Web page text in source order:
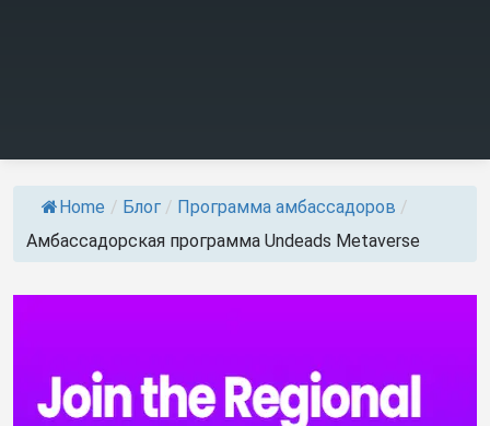
Home / Блог / Программа амбассадоров /
Амбассадорская программа Undeads Metaverse